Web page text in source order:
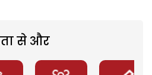
से और